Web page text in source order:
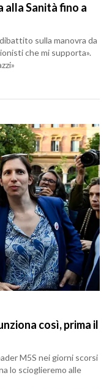
alla Sanità fino a
sulla manovra da
che mi supporta».
così, prima il
M5S nei giorni scorsi
lo scioglieremo alle